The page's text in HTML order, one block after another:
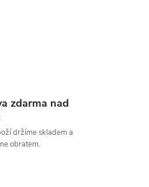
zdarma nad
držíme skladem a
obratem.